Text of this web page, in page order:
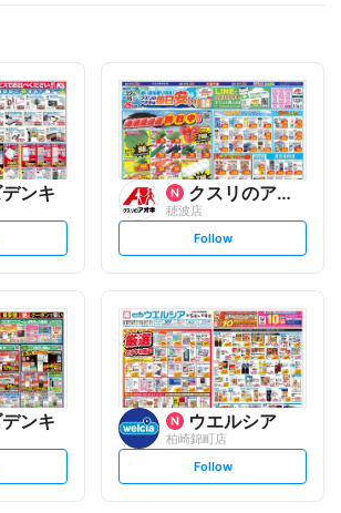
ンキ クスリのアオキ
穂波店
s
t
l
o
w
Follow
ンキ ウエルシア
柏崎錦町店
s
t
Follow